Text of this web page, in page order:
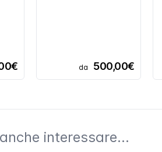
da 500,00€
interessare...